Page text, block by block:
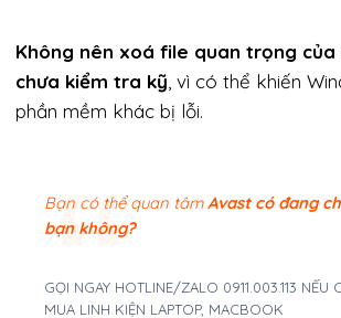
Không nên xoá file quan trọng của
chưa kiểm tra kỹ , vì có thể khiến
phần mềm khác bị lỗi.
Bạn có thể quan tâmAvast có đang
bạn không?
GỌI NGAY HOTLINE/ZALO 0911.003.113 NẾU
MUA LINH KIỆN LAPTOP, MACBOOK